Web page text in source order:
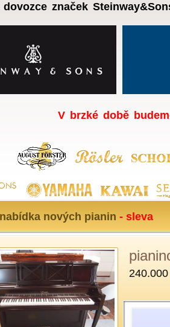
dovozce značek
V brzké době
nových pianin - sleva